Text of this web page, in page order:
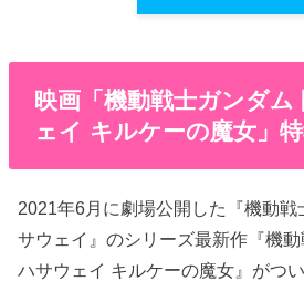
映画「機動戦士ガンダム
ェイ キルケーの魔女」
2021年6月に劇場公開した『機動戦
サウェイ』のシリーズ最新作『機
ハサウェイ キルケーの魔女』がつ